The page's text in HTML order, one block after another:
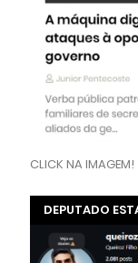
CLICK NA IMAGEM!
DEPUTADO